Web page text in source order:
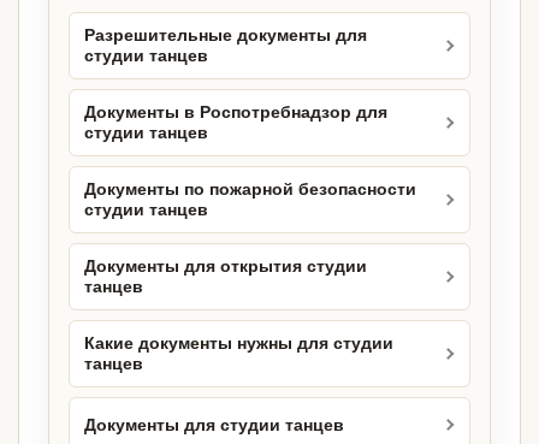
Разрешительные документы для
студии танцев
Документы в Роспотребнадзор для
студии танцев
Документы по пожарной безопасности
студии танцев
Документы для открытия студии
танцев
Какие документы нужны для студии
танцев
Документы для студии танцев